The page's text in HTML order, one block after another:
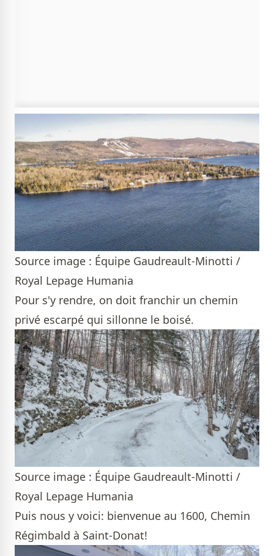
Source image : Équipe Gaudreault-Minotti /
Royal Lepage Humania
Pour s'y rendre, on doit franchir un chemin
privé escarpé qui sillonne le boisé.
Source image : Équipe Gaudreault-Minotti /
Royal Lepage Humania
Puis nous y voici: bienvenue au 1600, Chemin
Régimbald à Saint-Donat!